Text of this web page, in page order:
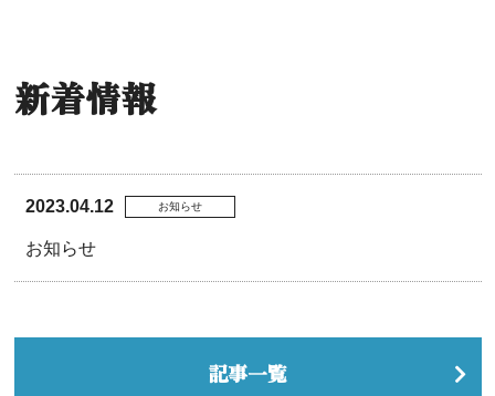
新着情報
2023.04.12 お知らせ
お知らせ
記事一覧